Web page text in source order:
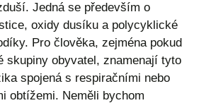
Jedná se především o
oxidy dusíku a polycyklické
Pro člověka, zejména pokud
skupiny obyvatel, znamenají tyto
spojená s respiračními nebo
obtížemi. Neměli bychom